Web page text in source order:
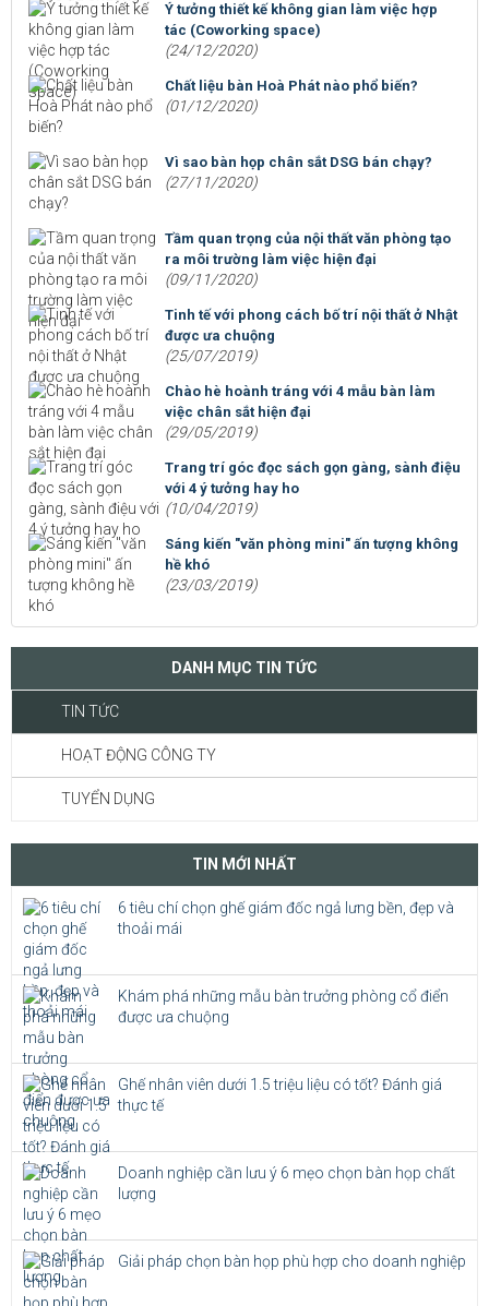
Ý tưởng thiết kế không gian làm việc hợp
tác (Coworking space)
(24/12/2020)
Chất liệu bàn Hoà Phát nào phổ biến?
(01/12/2020)
Vì sao bàn họp chân sắt DSG bán chạy?
(27/11/2020)
Tầm quan trọng của nội thất văn phòng tạo
ra môi trường làm việc hiện đại
(09/11/2020)
Tinh tế với phong cách bố trí nội thất ở Nhật
được ưa chuộng
(25/07/2019)
Chào hè hoành tráng với 4 mẫu bàn làm
việc chân sắt hiện đại
(29/05/2019)
Trang trí góc đọc sách gọn gàng, sành điệu
với 4 ý tưởng hay ho
(10/04/2019)
Sáng kiến "văn phòng mini" ấn tượng không
hề khó
(23/03/2019)
DANH MỤC TIN TỨC
TIN TỨC
HOẠT ĐỘNG CÔNG TY
TUYỂN DỤNG
TIN MỚI NHẤT
6 tiêu chí chọn ghế giám đốc ngả lưng bền, đẹp và
thoải mái
Khám phá những mẫu bàn trưởng phòng cổ điển
được ưa chuộng
Ghế nhân viên dưới 1.5 triệu liệu có tốt? Đánh giá
thực tế
Doanh nghiệp cần lưu ý 6 mẹo chọn bàn họp chất
lượng
Giải pháp chọn bàn họp phù hợp cho doanh nghiệp